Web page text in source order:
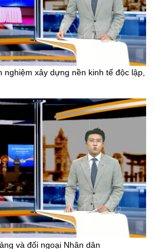
nghiệm xây dựng nền kinh tế độc lập,
và đối ngoại Nhân dân